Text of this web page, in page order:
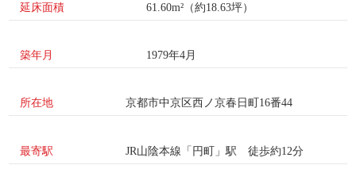
延床面積 61.60m²（約18.63坪）
築年月 1979年4月
所在地 京都市中京区西ノ京春日町16番44
最寄駅 JR山陰本線「円町」駅 徒歩約12分